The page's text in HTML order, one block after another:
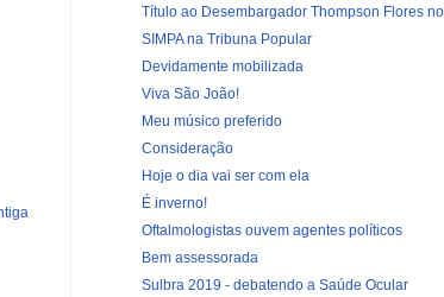
Título ao Desembargador Thompson Flores
SIMPA na Tribuna Popular
Devidamente mobilizada
Viva São João!
Meu músico preferido
Consideração
Hoje o dia vai ser com ela
É inverno!
Oftalmologistas ouvem agentes políticos
Bem assessorada
Sulbra 2019 - debatendo a Saúde Ocular